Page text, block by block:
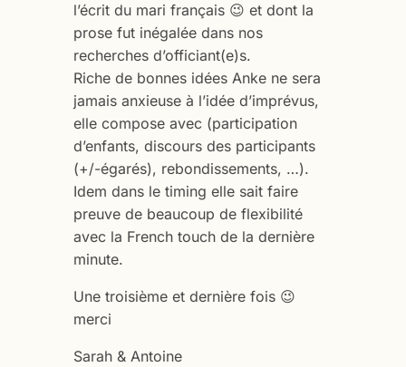
l’écrit du mari français 😉 et dont la
prose fut inégalée dans nos
recherches d’officiant(e)s.
Riche de bonnes idées Anke ne sera
jamais anxieuse à l’idée d’imprévus,
elle compose avec (participation
d’enfants, discours des participants
(+/-égarés), rebondissements, …).
Idem dans le timing elle sait faire
preuve de beaucoup de flexibilité
avec la French touch de la dernière
minute.
Une troisième et dernière fois 😉
merci
Sarah & Antoine